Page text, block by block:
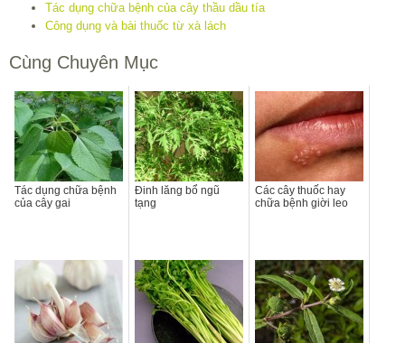
Tác dụng chữa bệnh của cây thầu dầu tía
Công dụng và bài thuốc từ xà lách
Cùng Chuyên Mục
Tác dụng chữa bệnh
của cây gai
Đinh lăng bổ ngũ
tạng
Các cây thuốc hay
chữa bệnh giời leo